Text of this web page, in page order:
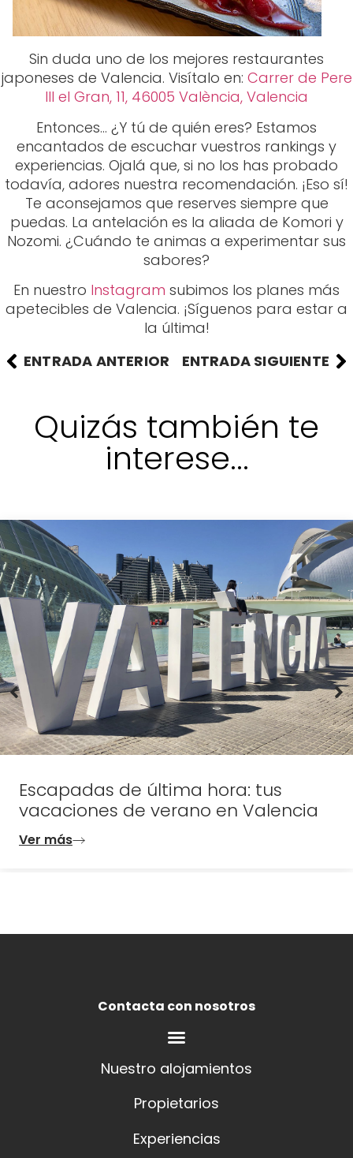
Entonces… ¿Y tú de quién eres? Estamos
encantados de escuchar vuestros rankings y
experiencias. Ojalá que, si no los has probado
todavía, adores nuestra recomendación. ¡Eso sí!
Te aconsejamos que reserves siempre que
puedas. La antelación es la aliada de Komori y
Nozomi. ¿Cuándo te animas a experimentar sus
sabores?
En nuestroInstagramsubimos los planes más
apetecibles de Valencia. ¡Síguenos para estar a
la última!
ENTRADA ANTERIOR
ENTRADA SIGUIENTE
Quizás también te
interese...
Escapadas de última hora: tus
vacaciones de verano en Valencia
Ver más